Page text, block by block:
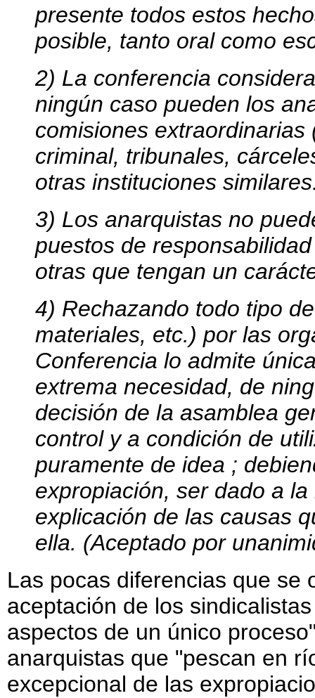
presente todos estos
posible, tanto oral como
2) La conferencia
ningún caso pueden los
comisiones
criminal, tribunales,
otras instituciones
3) Los anarquistas no
puestos de
otras que tengan un
4) Rechazando todo tipo
materiales, etc.) por las
Conferencia lo admite
extrema necesidad, de
decisión de la asamblea
control y a condición de
puramente de idea ;
expropiación, ser dado a
explicación de las causas
ella. (Aceptado por
Las pocas diferencias que se
aceptación de los
aspectos de un único
anarquistas que "pescan en
excepcional de las